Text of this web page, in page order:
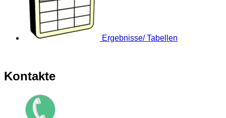
Ergebnisse/ Tabellen
Kontakte